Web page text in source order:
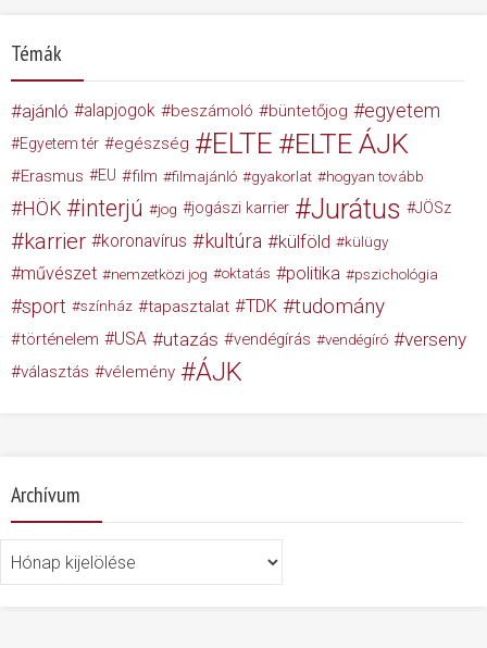
Témák
ajánló alapjogok beszámoló büntetőjog egyetem
Egyetem tér egészség ELTE ELTE ÁJK
Erasmus EU film filmajánló gyakorlat hogyan tovább
HÖK interjú jog jogászi karrier Jurátus JÖSz
karrier koronavírus kultúra külföld külügy
művészet nemzetközi jog oktatás politika pszichológia
sport színház tapasztalat TDK tudomány
történelem USA utazás vendégírás vendégíró verseny
választás vélemény ÁJK
Archívum
Archívum